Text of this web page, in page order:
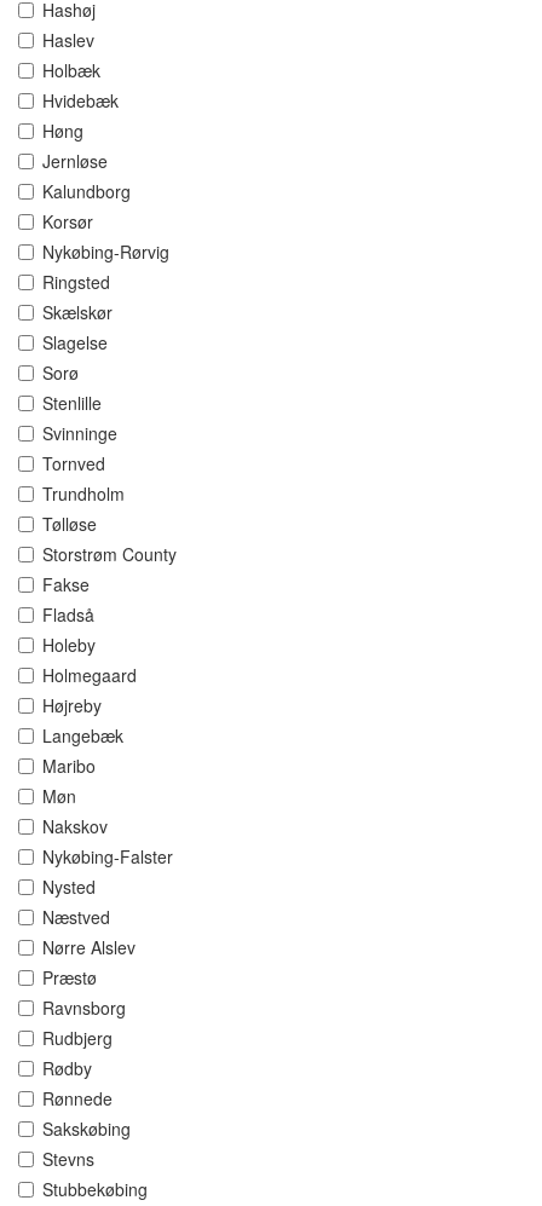
Hashøj
Haslev
Holbæk
Hvidebæk
Høng
Jernløse
Kalundborg
Korsør
Nykøbing-Rørvig
Ringsted
Skælskør
Slagelse
Sorø
Stenlille
Svinninge
Tornved
Trundholm
Tølløse
Storstrøm County
Fakse
Fladså
Holeby
Holmegaard
Højreby
Langebæk
Maribo
Møn
Nakskov
Nykøbing-Falster
Nysted
Næstved
Nørre Alslev
Præstø
Ravnsborg
Rudbjerg
Rødby
Rønnede
Sakskøbing
Stevns
Stubbekøbing